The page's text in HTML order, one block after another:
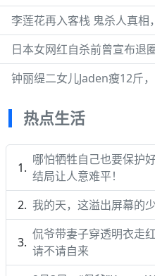
李莲花再入客栈 鬼杀人真相
日本女网红自杀前曾宣布退
钟丽缇二女儿Jaden瘦12斤
热点生活
哪怕牺牲自己也要保护
结局让人意难平！
我的天，这溢出屏幕的
侃爷带妻子穿透明衣走
请不请自来